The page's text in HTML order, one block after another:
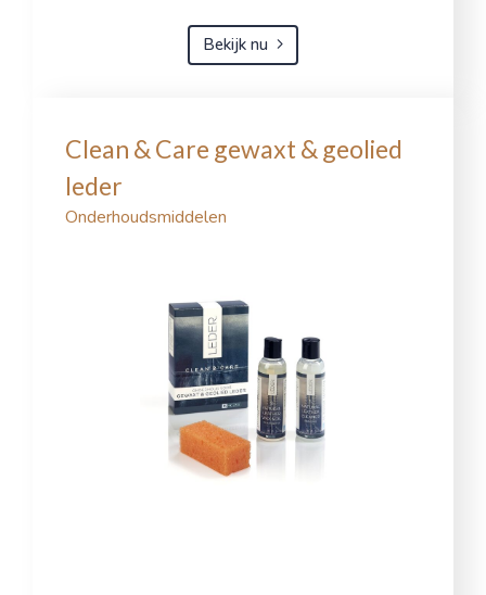
Bekijk nu
Clean & Care gewaxt & geolied
leder
Onderhoudsmiddelen